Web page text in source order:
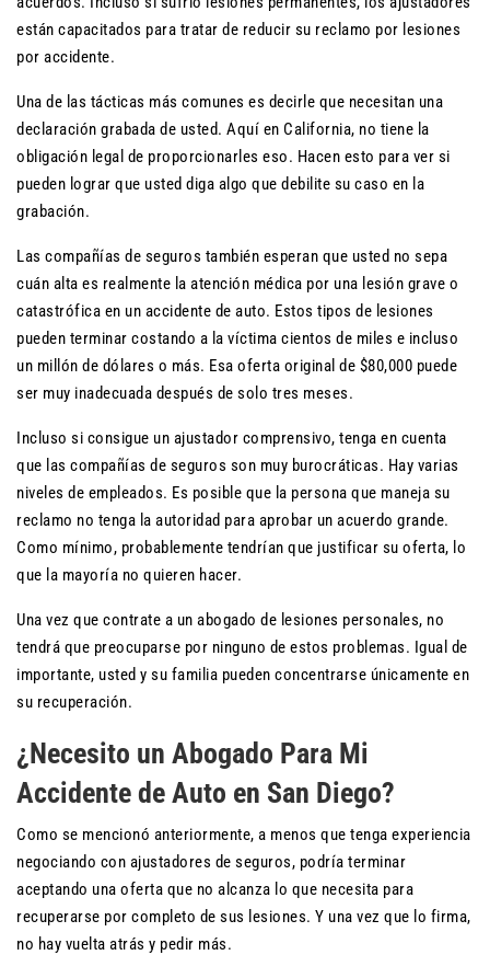
están capacitados para tratar de reducir su reclamo por lesiones
por accidente.
Una de las tácticas más comunes es decirle que necesitan una
declaración grabada de usted. Aquí en California, no tiene la
obligación legal de proporcionarles eso. Hacen esto para ver si
pueden lograr que usted diga algo que debilite su caso en la
grabación.
Las compañías de seguros también esperan que usted no sepa
cuán alta es realmente la atención médica por una lesión grave o
catastrófica en un accidente de auto. Estos tipos de lesiones
pueden terminar costando a la víctima cientos de miles e incluso
un millón de dólares o más. Esa oferta original de $80,000 puede
ser muy inadecuada después de solo tres meses.
Incluso si consigue un ajustador comprensivo, tenga en cuenta
que las compañías de seguros son muy burocráticas. Hay varias
niveles de empleados. Es posible que la persona que maneja su
reclamo no tenga la autoridad para aprobar un acuerdo grande.
Como mínimo, probablemente tendrían que justificar su oferta, lo
que la mayoría no quieren hacer.
Una vez que contrate a un abogado de lesiones personales, no
tendrá que preocuparse por ninguno de estos problemas. Igual de
importante, usted y su familia pueden concentrarse únicamente en
su recuperación.
¿Necesito un Abogado Para Mi
Accidente de Auto en San Diego?
Como se mencionó anteriormente, a menos que tenga experiencia
negociando con ajustadores de seguros, podría terminar
aceptando una oferta que no alcanza lo que necesita para
recuperarse por completo de sus lesiones. Y una vez que lo firma,
no hay vuelta atrás y pedir más.